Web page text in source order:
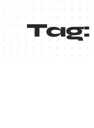
Tag: